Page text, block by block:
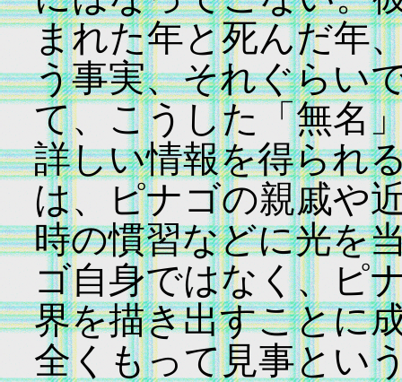
まれた年と死んだ年
う事実、それぐらい
て、こうした「無名
詳しい情報を得られ
は、ピナゴの親戚や
時の慣習などに光を
ゴ自身ではなく、ピ
界を描き出すことに
全くもって見事とい